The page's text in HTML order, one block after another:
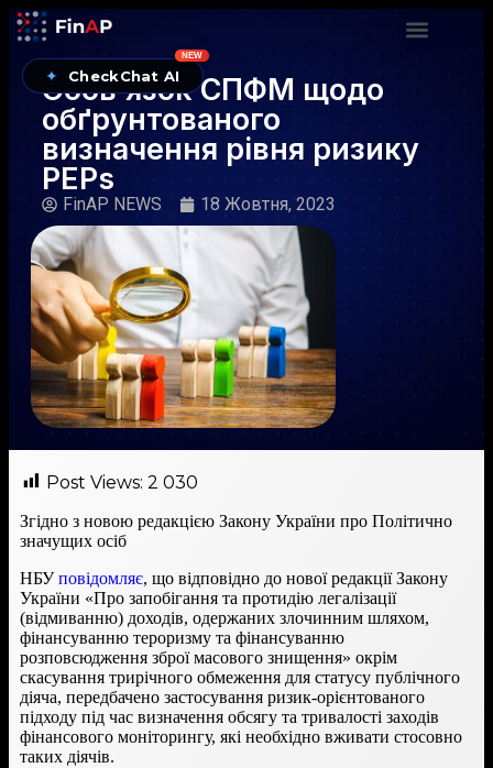
✦ CheckChat AI
NEW
Обов’язок СПФМ щодо
обґрунтованого
визначення рівня ризику
PEPs
FinAP NEWS 18 Жовтня, 2023
Post Views: 2 030
Згідно з новою редакцією Закону України про Політично
значущих осіб
НБУповідомляє, що відповідно до нової редакції Закону
України «Про запобігання та протидію легалізації
(відмиванню) доходів, одержаних злочинним шляхом,
фінансуванню тероризму та фінансуванню
розповсюдження зброї масового знищення» окрім
скасування трирічного обмеження для статусу публічного
діяча, передбачено застосування ризик-орієнтованого
підходу під час визначення обсягу та тривалості заходів
фінансового моніторингу, які необхідно вживати стосовно
таких діячів.